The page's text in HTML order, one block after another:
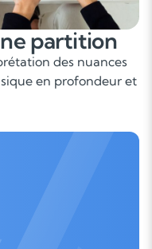
partition
des nuances
en profondeur et